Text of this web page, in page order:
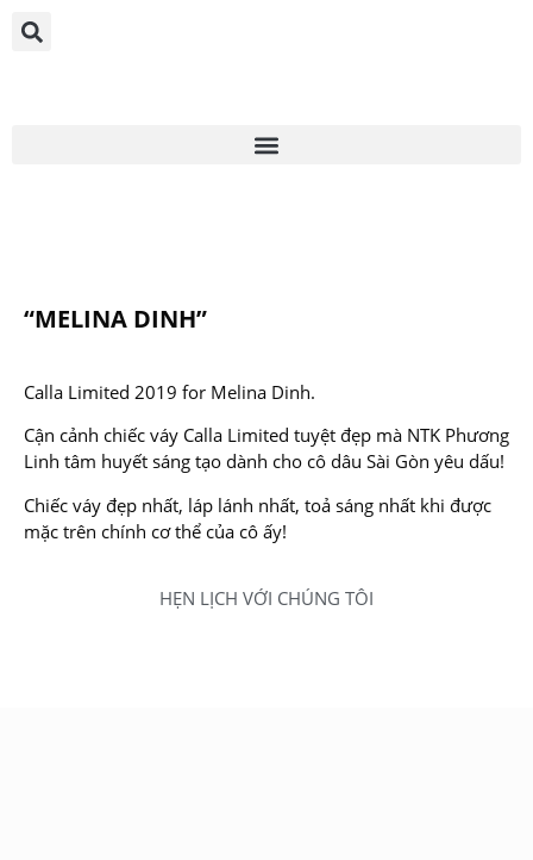
“MELINA DINH”
Calla Limited 2019 for Melina Dinh.
Cận cảnh chiếc váy Calla Limited tuyệt đẹp mà NTK Phương
Linh tâm huyết sáng tạo dành cho cô dâu Sài Gòn yêu dấu!
Chiếc váy đẹp nhất, láp lánh nhất, toả sáng nhất khi được
mặc trên chính cơ thể của cô ấy!
HẸN LỊCH VỚI CHÚNG TÔI